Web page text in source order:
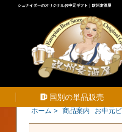
シュナイダーのオリジナルお中元ギフト｜欧州麦酒屋
国別の単品販売
ホーム > 商品案内 お中元